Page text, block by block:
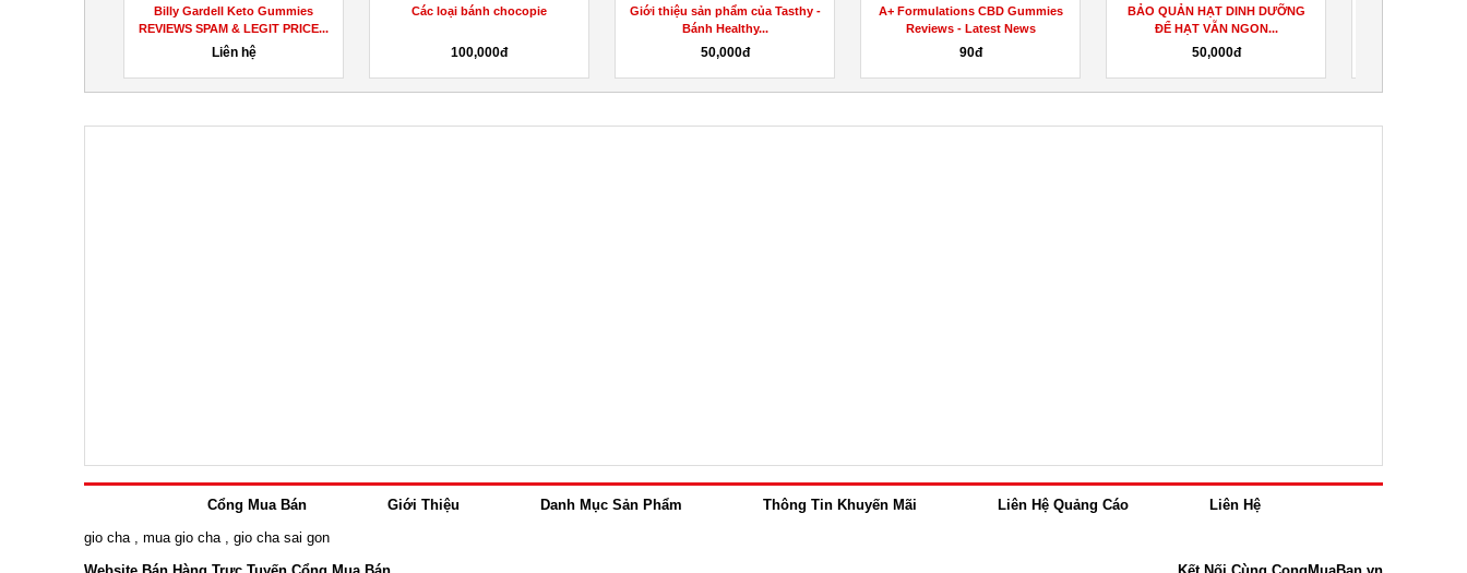
Billy Gardell Keto Gummies
REVIEWS SPAM & LEGIT PRICE...
Liên hệ
Các loại bánh chocopie
100,000đ
Giới thiệu sản phẩm của Tasthy -
Bánh Healthy...
50,000đ
A+ Formulations CBD Gummies
Reviews - Latest News
90đ
BẢO QUẢN HẠT DINH DƯỠNG
ĐỂ HẠT VẪN NGON...
50,000đ
Cổng Mua Bán Giới Thiệu Danh Mục Sản Phẩm Thông Tin Khuyến Mãi Liên Hệ Quảng Cáo
Liên Hệ
gio cha
mua gio cha
gio cha sai gon